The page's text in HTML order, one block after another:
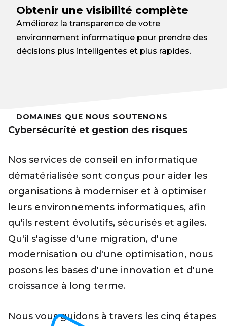
Obtenir une visibilité complète
Améliorez la transparence de votre
environnement informatique pour prendre des
décisions plus intelligentes et plus rapides.
DOMAINES QUE NOUS SOUTENONS
Cybersécurité et gestion des risques
Nos services de conseil en informatique
dématérialisée sont conçus pour aider les
organisations à moderniser et à optimiser
leurs environnements informatiques, afin
qu'ils restent évolutifs, sécurisés et agiles.
Qu'il s'agisse d'une migration, d'une
modernisation ou d'une optimisation, nous
posons les bases d'une innovation et d'une
croissance à long terme.
Nous vous guidons à travers les cinq étapes